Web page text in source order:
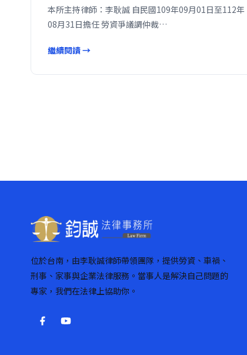
本所主持律師：李耿誠 自民國109年09月01日至112年
08月31日擔任 勞資爭議調仲裁…
繼續閱讀 →
位於台南，由李耿誠律師帶領團隊，提供勞資、車禍、
刑事、家事與企業法律服務。當事人是解決自己問題的
專家，我們在法律上協助你。